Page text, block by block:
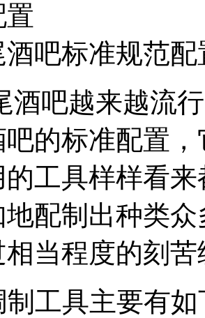
置
吧标准规范配
酒吧越来越流
吧的标准配置
的工具样样看
地配制出种类
当程度的刻苦
工具主要有如